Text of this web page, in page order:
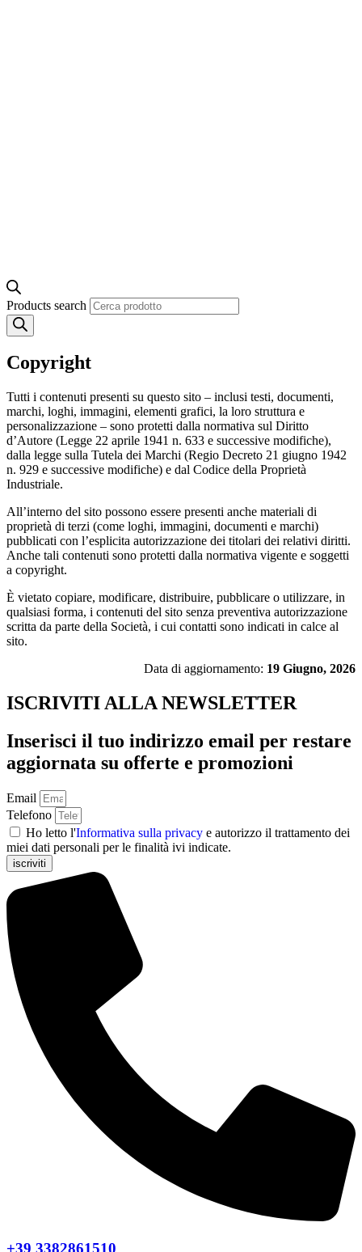
Products search
Copyright
Tutti i contenuti presenti su questo sito – inclusi testi, documenti,
marchi, loghi, immagini, elementi grafici, la loro struttura e
personalizzazione – sono protetti dalla normativa sul Diritto
d’Autore (Legge 22 aprile 1941 n. 633 e successive modifiche),
dalla legge sulla Tutela dei Marchi (Regio Decreto 21 giugno 1942
n. 929 e successive modifiche) e dal Codice della Proprietà
Industriale.
All’interno del sito possono essere presenti anche materiali di
proprietà di terzi (come loghi, immagini, documenti e marchi)
pubblicati con l’esplicita autorizzazione dei titolari dei relativi diritti.
Anche tali contenuti sono protetti dalla normativa vigente e soggetti
a copyright.
È vietato copiare, modificare, distribuire, pubblicare o utilizzare, in
qualsiasi forma, i contenuti del sito senza preventiva autorizzazione
scritta da parte della Società, i cui contatti sono indicati in calce al
sito.
Data di aggiornamento: 19 Giugno, 2026
ISCRIVITI ALLA NEWSLETTER
Inserisci il tuo indirizzo email per restare
aggiornata su offerte e promozioni
Email
Telefono
Ho letto l'Informativa sulla privacy e autorizzo il trattamento dei
miei dati personali per le finalità ivi indicate.
iscriviti
+39 3382861510